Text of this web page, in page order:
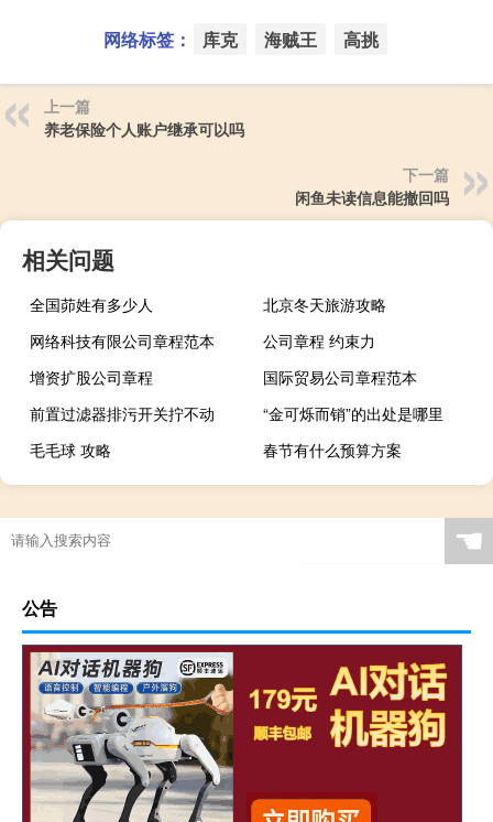
网络标签： 库克 海贼王 高挑
上一篇
养老保险个人账户继承可以吗
下一篇
闲鱼未读信息能撤回吗
相关问题
全国茆姓有多少人
北京冬天旅游攻略
网络科技有限公司章程范本
公司章程 约束力
增资扩股公司章程
国际贸易公司章程范本
前置过滤器排污开关拧不动
“金可烁而销”的出处是哪里
毛毛球 攻略
春节有什么预算方案
☚
公告